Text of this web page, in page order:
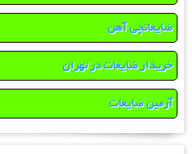
ضایعاتچی آهن
خریدار ضایعات در تهران
آرمین ضایعات